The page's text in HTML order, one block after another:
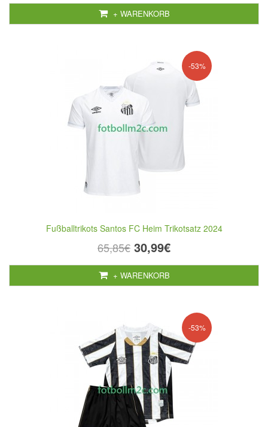
+ WARENKORB
-53%
Fußballtrikots Santos FC Heim Trikotsatz 2024
65,85€ 30,99€
+ WARENKORB
-53%